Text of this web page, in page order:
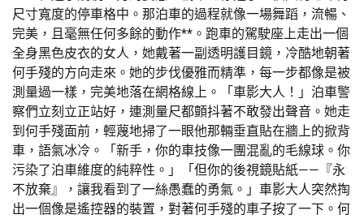
尺寸寬度的停車格中。那泊車的過程就像一場舞蹈，流暢、
完美，且毫無任何多餘的動作**。跑車的駕駛座上走出一個
全身黑色皮衣的女人，她戴著一副透明護目鏡，冷酷地朝著
何手殘的方向走來。她的步伐優雅而精準，每一步都像是被
測量過一樣，完美地落在網格線上。「車影大人！」泊車警
察們立刻立正站好，連測量尺都顫抖著不敢發出聲音。她走
到何手殘面前，輕蔑地掃了一眼他那輛垂直貼在牆上的掀背
車，語氣冰冷。「新手，你的車技像一團混亂的毛線球。你
污染了泊車維度的純粹性。」「但你的後視鏡貼紙——『永
不放棄』，讓我看到了一絲愚蠢的勇氣。」車影大人突然掏
出一個像是遙控器的裝置，對著何手殘的車子按了一下。何